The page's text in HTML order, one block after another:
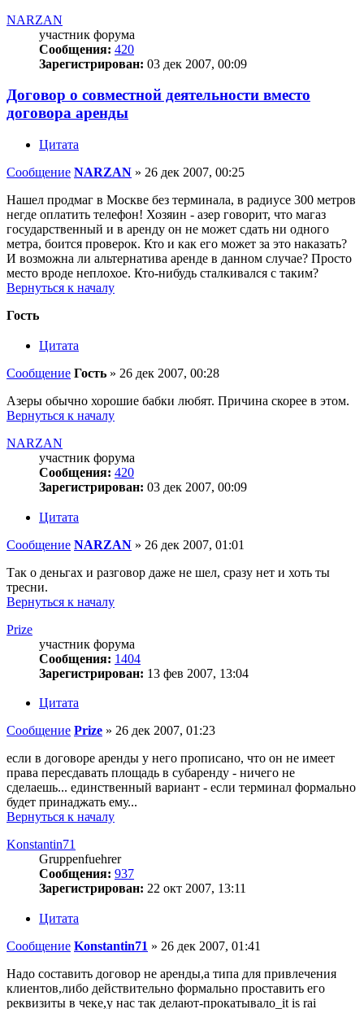
NARZAN
участник форума
Сообщения: 420
Зарегистрирован: 03 дек 2007, 00:09
Договор о совместной деятельности вместо
договора аренды
Цитата
Сообщение NARZAN » 26 дек 2007, 00:25
Нашел продмаг в Москве без терминала, в радиусе 300 метров
негде оплатить телефон! Хозяин - азер говорит, что магаз
государственный и в аренду он не может сдать ни одного
метра, боится проверок. Кто и как его может за это наказать?
И возможна ли альтернатива аренде в данном случае? Просто
место вроде неплохое. Кто-нибудь сталкивался с таким?
Вернуться к началу
Гость
Цитата
Сообщение Гость » 26 дек 2007, 00:28
Азеры обычно хорошие бабки любят. Причина скорее в этом.
Вернуться к началу
NARZAN
участник форума
Сообщения: 420
Зарегистрирован: 03 дек 2007, 00:09
Цитата
Сообщение NARZAN » 26 дек 2007, 01:01
Так о деньгах и разговор даже не шел, сразу нет и хоть ты
тресни.
Вернуться к началу
Prize
участник форума
Сообщения: 1404
Зарегистрирован: 13 фев 2007, 13:04
Цитата
Сообщение Prize » 26 дек 2007, 01:23
если в договоре аренды у него прописано, что он не имеет
права пересдавать площадь в субаренду - ничего не
сделаешь... единственный вариант - если терминал формально
будет принаджать ему...
Вернуться к началу
Konstantin71
Gruppenfuehrer
Сообщения: 937
Зарегистрирован: 22 окт 2007, 13:11
Цитата
Сообщение Konstantin71 » 26 дек 2007, 01:41
Надо составить договор не аренды,а типа для привлечения
клиентов,либо действительно формально проставить его
реквизиты в чеке,у нас так делают-прокатывало_it is rai